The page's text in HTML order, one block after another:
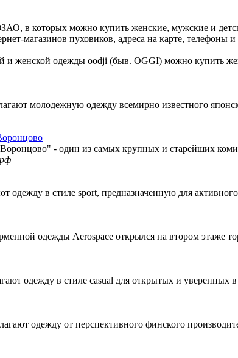
в которых можно купить женские, мужские и
магазинов пуховиков, адреса на карте, телефоны
и женской одежды oodji (быв. OGGI) можно купить
молодежную одежду всемирно известного
- один из самых крупных и старейших
одежду в стиле sport, предназначенную для
одежды Aerospace открылся на втором этаже
одежду в стиле casual для открытых и уверенных
одежду от перспективного финского